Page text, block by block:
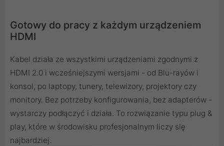
Gotowy do pracy z każdym urządzeniem
HDMI
Kabel działa ze wszystkimi urządzeniami zgodnymi z
HDMI 2.0 i wcześniejszymi wersjami - od Blu-rayów i
konsol, po laptopy, tunery, telewizory, projektory czy
monitory. Bez potrzeby konfigurowania, bez adapterów -
wystarczy podłączyć i działa. To rozwiązanie typu plug &
play, które w środowisku profesjonalnym liczy się
najbardziej.